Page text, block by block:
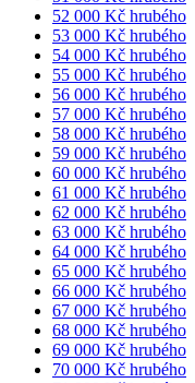
52 000 Kč hrubého
53 000 Kč hrubého
54 000 Kč hrubého
55 000 Kč hrubého
56 000 Kč hrubého
57 000 Kč hrubého
58 000 Kč hrubého
59 000 Kč hrubého
60 000 Kč hrubého
61 000 Kč hrubého
62 000 Kč hrubého
63 000 Kč hrubého
64 000 Kč hrubého
65 000 Kč hrubého
66 000 Kč hrubého
67 000 Kč hrubého
68 000 Kč hrubého
69 000 Kč hrubého
70 000 Kč hrubého